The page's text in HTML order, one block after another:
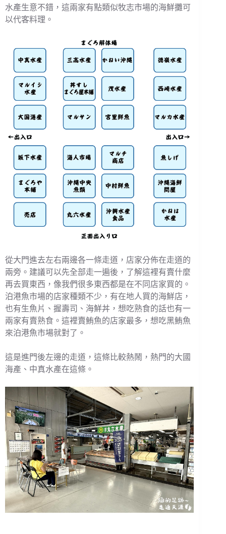
水產生意不錯，這兩家有點類似牧志市場的海鮮攤可
以代客料理。
從大門進去左右兩邊各一條走道，店家分佈在走道的
兩旁。建議可以先全部走一遍後，了解這裡有賣什麼
再去買東西，像我們很多東西都是在不同店家買的。
泊港魚市場的店家種類不少，有在地人買的海鮮店，
也有生魚片、握壽司、海鮮丼，想吃熟食的話也有一
兩家有賣熟食。這裡賣鮪魚的店家最多，想吃黑鮪魚
來泊港魚市場就對了。
這是進門後左邊的走道，這條比較熱鬧，熱門的大國
海產、中真水產在這條。